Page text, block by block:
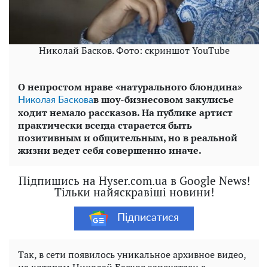
Николай Басков. Фото: скриншот YouTube
О непростом нраве «натурального блондина»
Николая Басковав шоу-бизнесовом закулисье
ходит немало рассказов. На публике артист
практически всегда старается быть
позитивным и общительным, но в реальной
жизни ведет себя совершенно иначе.
Підпишись на Hyser.com.ua в Google News!
Тільки найяскравіші новини!
Підписатися
Так, в сети появилось уникальное архивное видео,